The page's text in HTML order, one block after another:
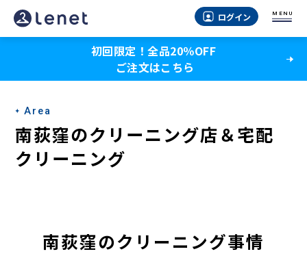
南
荻
の
ク
リ
ー
ログイン MENU
初回限定！全品20％OFF
ご注文はこちら
Area
南荻窪のクリーニング店＆宅配
クリーニング
南荻窪のクリーニング事情